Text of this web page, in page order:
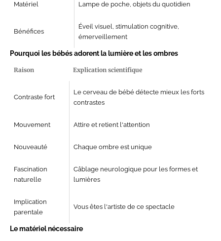
Matériel Lampe de poche, objets du quotidien
Bénéfices
Éveil visuel, stimulation cognitive,
émerveillement
Pourquoi les bébés adorent la lumière et les ombres
Raison Explication scientifique
Contraste fort
Le cerveau de bébé détecte mieux les forts
contrastes
Mouvement Attire et retient l'attention
Nouveauté Chaque ombre est unique
Fascination
naturelle
Câblage neurologique pour les formes et
lumières
Implication
parentale
Vous êtes l'artiste de ce spectacle
Le matériel nécessaire